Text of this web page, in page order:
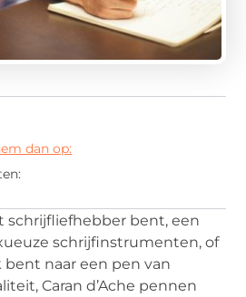
dan op:
schrijfliefhebber bent, een
schrijfinstrumenten, of
naar een pen van
Caran d’Ache pennen